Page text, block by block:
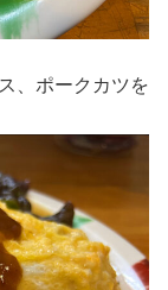
、ポークカツを